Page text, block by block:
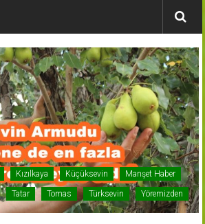
Kızılkaya Küçüksevin Manşet Haber
Tatar Tomas Türksevin Yöremizden